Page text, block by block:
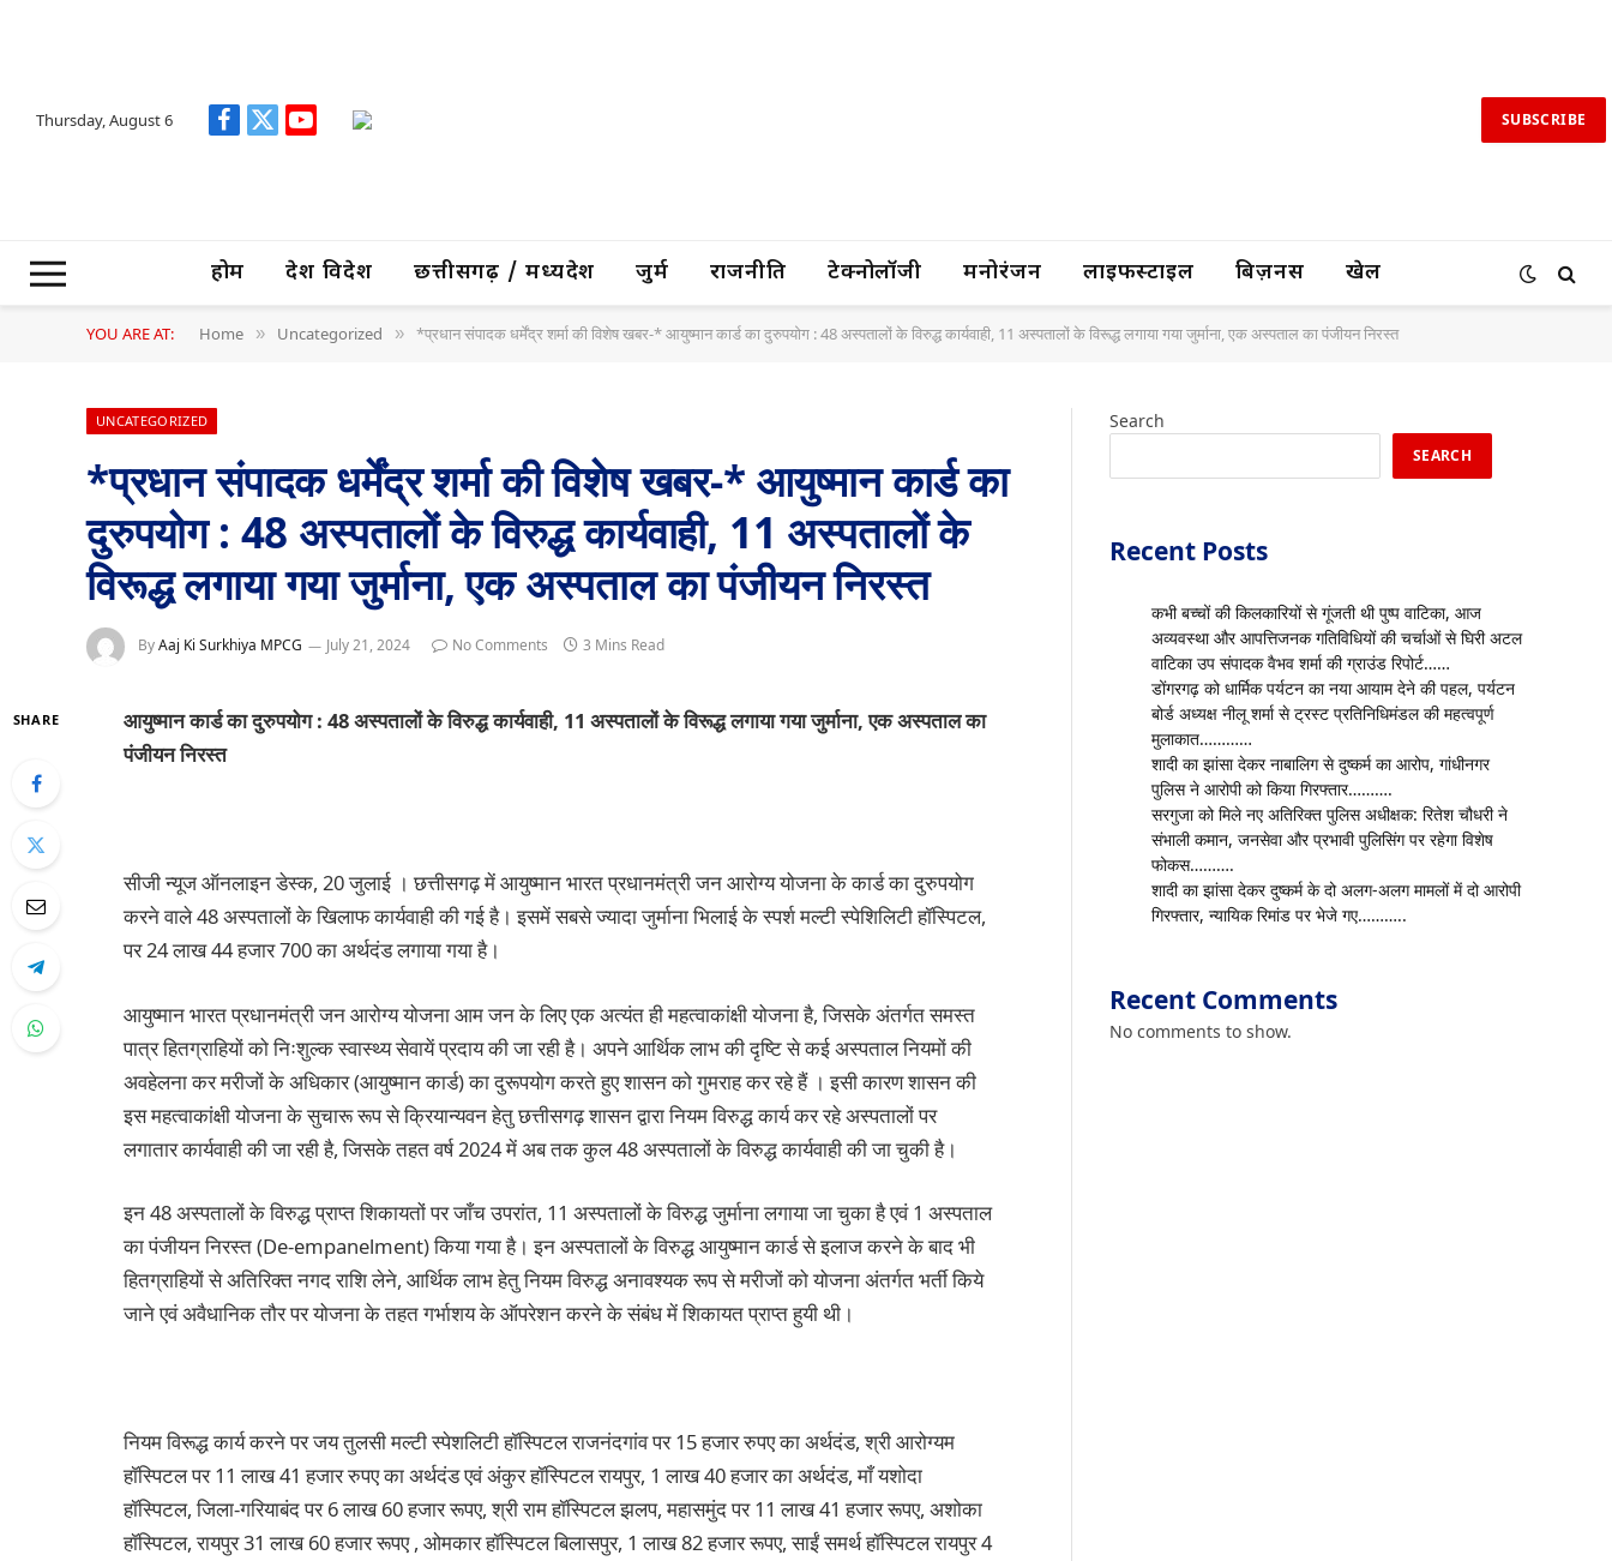
Thursday, August 6 Facebook
X
YouTube SUBSCRIBE
होम देश विदेश छत्तीसगढ़ / मध्यप्रदेश जुर्म राजनीति टेक्नोलॉजी मनोरंजन लाइफस्टाइल बिज़नस खेल
YOU ARE AT: Home » Uncategorized » *प्रधान संपादक धर्मेंद्र शर्मा की विशेष खबर-* आयुष्मान कार्ड का दुरुपयोग : 48 अस्पतालों के विरुद्ध कार्यवाही, 11 अस्पतालों के विरूद्ध लगाया गया जुर्माना, एक अस्पताल का पंजीयन निरस्त
UNCATEGORIZED
*प्रधान संपादक धर्मेंद्र शर्मा की विशेष खबर-* आयुष्मान कार्ड का
दुरुपयोग : 48 अस्पतालों के विरुद्ध कार्यवाही, 11 अस्पतालों के
विरूद्ध लगाया गया जुर्माना, एक अस्पताल का पंजीयन निरस्त
ByAaj Ki Surkhiya MPCG July 21, 2024 No Comments 3 Mins Read
SHARE
आयुष्मान कार्ड का दुरुपयोग : 48 अस्पतालों के विरुद्ध कार्यवाही, 11 अस्पतालों के विरूद्ध लगाया गया जुर्माना, एक अस्पताल का
पंजीयन निरस्त
सीजी न्यूज ऑनलाइन डेस्क, 20 जुलाई । छत्तीसगढ़ में आयुष्मान भारत प्रधानमंत्री जन आरोग्य योजना के कार्ड का दुरुपयोग
करने वाले 48 अस्पतालों के खिलाफ कार्यवाही की गई है। इसमें सबसे ज्यादा जुर्माना भिलाई के स्पर्श मल्टी स्पेशिलिटी हॉस्पिटल,
पर 24 लाख 44 हजार 700 का अर्थदंड लगाया गया है।
आयुष्मान भारत प्रधानमंत्री जन आरोग्य योजना आम जन के लिए एक अत्यंत ही महत्वाकांक्षी योजना है, जिसके अंतर्गत समस्त
पात्र हितग्राहियों को निःशुल्क स्वास्थ्य सेवायें प्रदाय की जा रही है। अपने आर्थिक लाभ की दृष्टि से कई अस्पताल नियमों की
अवहेलना कर मरीजों के अधिकार (आयुष्मान कार्ड) का दुरूपयोग करते हुए शासन को गुमराह कर रहे हैं । इसी कारण शासन की
इस महत्वाकांक्षी योजना के सुचारू रूप से क्रियान्यवन हेतु छत्तीसगढ़ शासन द्वारा नियम विरुद्ध कार्य कर रहे अस्पतालों पर
लगातार कार्यवाही की जा रही है, जिसके तहत वर्ष 2024 में अब तक कुल 48 अस्पतालों के विरुद्ध कार्यवाही की जा चुकी है।
इन 48 अस्पतालों के विरुद्ध प्राप्त शिकायतों पर जाँच उपरांत, 11 अस्पतालों के विरुद्ध जुर्माना लगाया जा चुका है एवं 1 अस्पताल
का पंजीयन निरस्त (De-empanelment) किया गया है। इन अस्पतालों के विरुद्ध आयुष्मान कार्ड से इलाज करने के बाद भी
हितग्राहियों से अतिरिक्त नगद राशि लेने, आर्थिक लाभ हेतु नियम विरुद्ध अनावश्यक रूप से मरीजों को योजना अंतर्गत भर्ती किये
जाने एवं अवैधानिक तौर पर योजना के तहत गर्भाशय के ऑपरेशन करने के संबंध में शिकायत प्राप्त हुयी थी।
नियम विरूद्ध कार्य करने पर जय तुलसी मल्टी स्पेशलिटी हॉस्पिटल राजनंदगांव पर 15 हजार रुपए का अर्थदंड, श्री आरोग्यम
हॉस्पिटल पर 11 लाख 41 हजार रुपए का अर्थदंड एवं अंकुर हॉस्पिटल रायपुर, 1 लाख 40 हजार का अर्थदंड, माँ यशोदा
हॉस्पिटल, जिला-गरियाबंद पर 6 लाख 60 हजार रूपए, श्री राम हॉस्पिटल झलप, महासमुंद पर 11 लाख 41 हजार रूपए, अशोका
हॉस्पिटल, रायपुर 31 लाख 60 हजार रूपए , ओमकार हॉस्पिटल बिलासपुर, 1 लाख 82 हजार रूपए, साईं समर्थ हॉस्पिटल रायपुर 4
Search
SEARCH
Recent Posts
कभी बच्चों की किलकारियों से गूंजती थी पुष्प वाटिका, आज
अव्यवस्था और आपत्तिजनक गतिविधियों की चर्चाओं से घिरी अटल
वाटिका उप संपादक वैभव शर्मा की ग्राउंड रिपोर्ट……
डोंगरगढ़ को धार्मिक पर्यटन का नया आयाम देने की पहल, पर्यटन
बोर्ड अध्यक्ष नीलू शर्मा से ट्रस्ट प्रतिनिधिमंडल की महत्वपूर्ण
मुलाकात…………
शादी का झांसा देकर नाबालिग से दुष्कर्म का आरोप, गांधीनगर
पुलिस ने आरोपी को किया गिरफ्तार……….
सरगुजा को मिले नए अतिरिक्त पुलिस अधीक्षक: रितेश चौधरी ने
संभाली कमान, जनसेवा और प्रभावी पुलिसिंग पर रहेगा विशेष
फोकस……….
शादी का झांसा देकर दुष्कर्म के दो अलग-अलग मामलों में दो आरोपी
गिरफ्तार, न्यायिक रिमांड पर भेजे गए………..
Recent Comments
No comments to show.